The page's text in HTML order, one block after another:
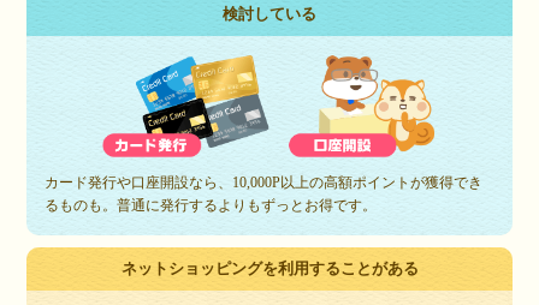
検討している
カード発行や口座開設なら、10,000P以上の高額ポイントが獲得でき
るものも。普通に発行するよりもずっとお得です。
ネットショッピングを利用することがある